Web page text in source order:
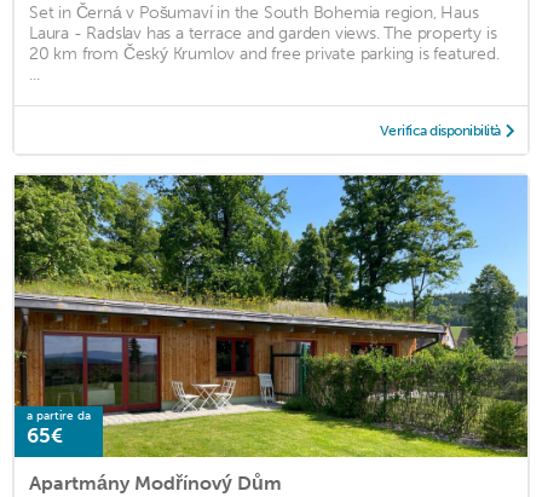
Set in Černá v Pošumaví in the South Bohemia region, Haus
Laura - Radslav has a terrace and garden views. The property is
20 km from Český Krumlov and free private parking is featured.
...
Verifica disponibilità
a partire da
65€
Apartmány Modřínový Dům